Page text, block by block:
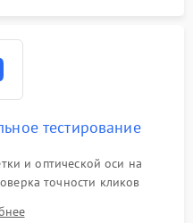
тестирование
и оптической оси на
точности кликов
испытание прицела на
устойчивости к отдаче и